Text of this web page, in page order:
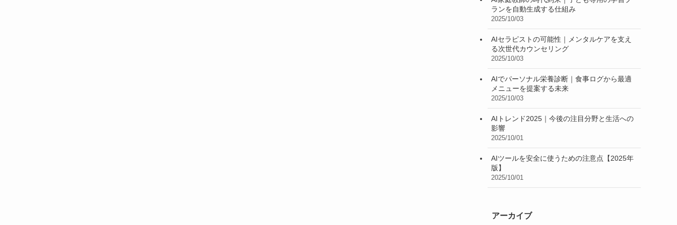
ランを自動生成する仕組み
2025/10/03
AIセラピストの可能性｜メンタルケアを支え
る次世代カウンセリング
2025/10/03
AIでパーソナル栄養診断｜食事ログから最適
メニューを提案する未来
2025/10/03
AIトレンド2025｜今後の注目分野と生活への
影響
2025/10/01
AIツールを安全に使うための注意点【2025年
版】
2025/10/01
アーカイブ